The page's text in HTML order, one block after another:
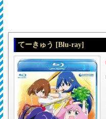
てーきゅう [Blu-ray]